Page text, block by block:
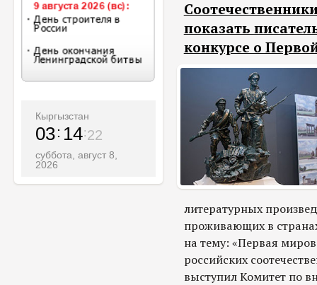
Кыргызстан
03 14 24
суббота, август 8,
2026
показать
конкурсе о
литературных
проживающих в
на тему: «Первая
российских
выступил Комитет по